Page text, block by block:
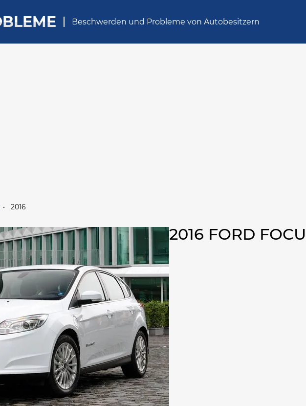
Beschwerden und Probleme von Autobesitzern
2016
2016 FORD